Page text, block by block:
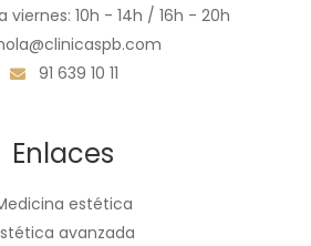
viernes: 10h - 14h / 16h - 20h
91 639 10 11
Enlaces
estética
avanzada